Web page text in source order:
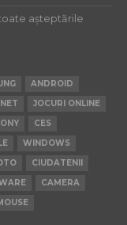
toate așteptările
ANDROID
JOCURI ONLINE
CES
WINDOWS
CIUDATENII
CAMERA